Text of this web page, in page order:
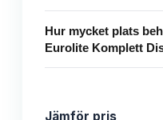
Hur mycket plats
Eurolite Komplett
Jämför pris